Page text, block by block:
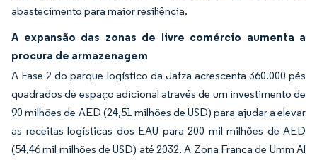
abastecimento para maior resiliência.
A expansão das zonas de livre comércio aumenta a
procura de armazenagem
A Fase 2 do parque logístico da Jafza acrescenta 360.000 pés
quadrados de espaço adicional através de um investimento de
90 milhões de AED (24,51 milhões de USD) para ajudar a elevar
as receitas logísticas dos EAU para 200 mil milhões de AED
(54,46 mil milhões de USD) até 2032. A Zona Franca de Umm Al